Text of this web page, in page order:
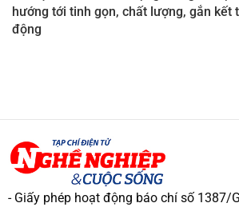
hướng tới tinh gọn, chất lượng, gắn kết
động
- Giấy phép hoạt động báo chí số 1387/